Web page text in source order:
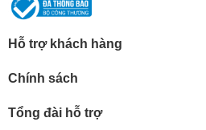
Hỗ trợ khách hàng
Chính sách
Tổng đài hỗ trợ